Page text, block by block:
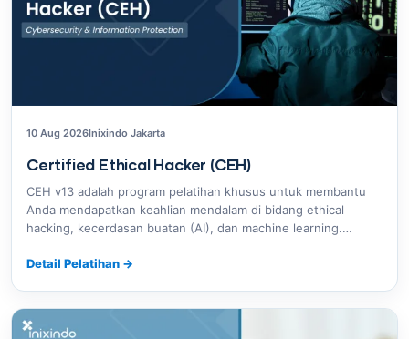
10 Aug 2026Inixindo Jakarta
Certified Ethical Hacker (CEH)
CEH v13 adalah program pelatihan khusus untuk membantu
Anda mendapatkan keahlian mendalam di bidang ethical
hacking, kecerdasan buatan (AI), dan machine learning.…
Detail Pelatihan →